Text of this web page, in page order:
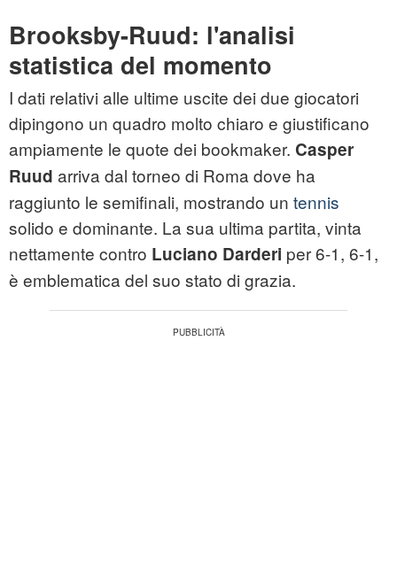
Brooksby-Ruud: l'analisi
statistica del momento
I dati relativi alle ultime uscite dei due giocatori
dipingono un quadro molto chiaro e giustificano
ampiamente le quote dei bookmaker. Casper
Ruud arriva dal torneo di Roma dove ha
raggiunto le semifinali, mostrando un tennis
solido e dominante. La sua ultima partita, vinta
nettamente contro Luciano Darderi per 6-1, 6-1,
è emblematica del suo stato di grazia.